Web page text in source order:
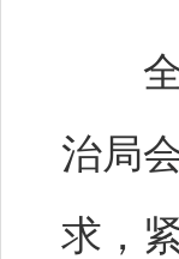
全
治局
求，